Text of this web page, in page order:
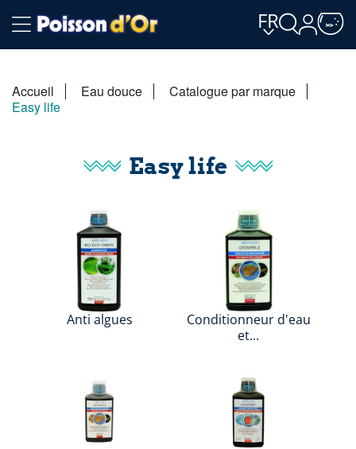
FR
Accueil Eau douce
Catalogue par marque
Easy life
Easy life
Anti algues
Conditionneur d'eau
et...